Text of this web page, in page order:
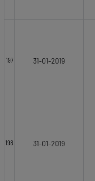
197 31-01-2019
198 31-01-2019